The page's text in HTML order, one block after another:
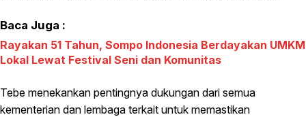
Baca Juga :
Rayakan 51 Tahun, Sompo Indonesia Berdayakan UMKM
Lokal Lewat Festival Seni dan Komunitas
Tebe menekankan pentingnya dukungan dari semua
kementerian dan lembaga terkait untuk memastikan